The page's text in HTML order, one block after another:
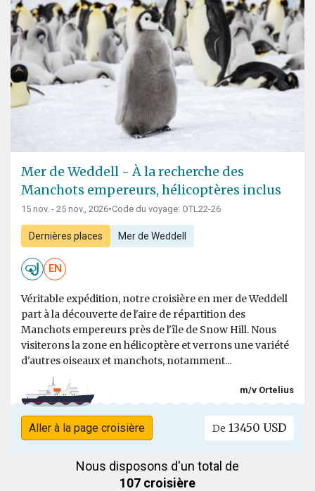
Mer de Weddell - À la recherche des
Manchots empereurs, hélicoptères inclus
15 nov. - 25 nov., 2026•Code du voyage: OTL22-26
Dernières places Mer de Weddell
EN
Véritable expédition, notre croisière en mer de Weddell
part à la découverte de l'aire de répartition des
Manchots empereurs près de l'île de Snow Hill. Nous
visiterons la zone en hélicoptère et verrons une variété
d'autres oiseaux et manchots, notamment...
m/v Ortelius
Aller à la page croisière De 13450 USD
Nous disposons d'un total de
107 croisière